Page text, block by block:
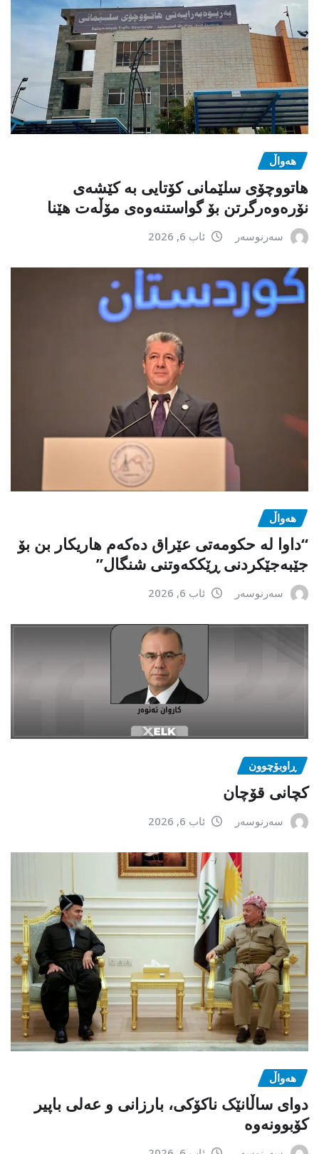
هەواڵ
هاتووچۆی سلێمانی کۆتایی بە کێشەی
نۆرەوەرگرتن بۆ گواستنەوەی مۆڵەت هێنا
سەرنوسەر ئاب 6, 2026
هەواڵ
“داوا لە حكومەتی عێراق دەكەم هاریكار بن بۆ
جێبەجێكردنی ڕێككەوتنی شنگال”
سەرنوسەر ئاب 6, 2026
ڕاوبۆچوون
کچانی قۆچان
سەرنوسەر ئاب 6, 2026
هەواڵ
دوای ساڵانێک ناکۆکی، بارزانی و عەلی باپیر
کۆبوونەوە